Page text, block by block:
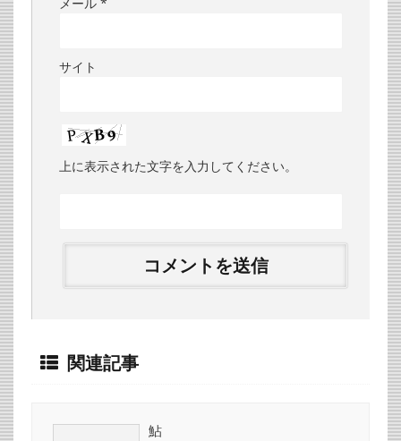
サイト
上に表示された文字を入力してください。
関連記事
鮎